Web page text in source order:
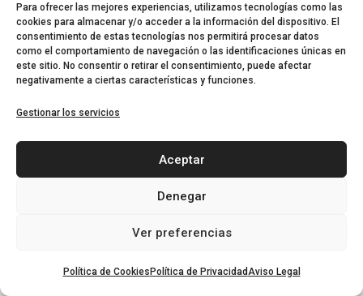
Para ofrecer las mejores experiencias, utilizamos tecnologías como las
cookies para almacenar y/o acceder a la información del dispositivo. El
consentimiento de estas tecnologías nos permitirá procesar datos
como el comportamiento de navegación o las identificaciones únicas en
este sitio. No consentir o retirar el consentimiento, puede afectar
negativamente a ciertas características y funciones.
Gestionar los servicios
Aceptar
Denegar
Ver preferencias
Política de Cookies Política de PrivacidadAviso Legal
The Boutique Gym
Cronotopos,Diseño de interiores,Reformas Integrales,Reformas
viviendas y Pisos